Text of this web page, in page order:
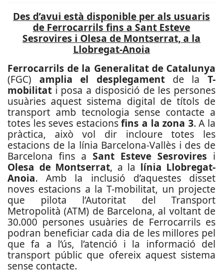
Des d’avui està disponible per als usuaris
de Ferrocarrils fins a Sant Esteve
Sesrovires i Olesa de Montserrat, a la
Llobregat-Anoia
Ferrocarrils de la Generalitat de Catalunya
(FGC) amplia el desplegament de laT-
mobilitat i posa a disposició de les persones
usuàries aquest sistema digital de títols de
transport amb tecnologia sense contacte a
totes les seves estacionsfins a la zona 3. A la
pràctica, això vol dir incloure totes les
estacions de la línia Barcelona-Vallès i des de
Barcelona fins a Sant Esteve Sesrovires i
Olesa de Montserrat, a la línia Llobregat-
Anoia. Amb la inclusió d’aquestes disset
noves estacions a la T-mobilitat, un projecte
que pilota l’Autoritat del Transport
Metropolità (ATM) de Barcelona, al voltant de
30.000 persones usuàries de Ferrocarrils es
podran beneficiar cada dia de les millores pel
que fa a l’ús, l’atenció i la informació del
transport públic que ofereix aquest sistema
sense contacte.